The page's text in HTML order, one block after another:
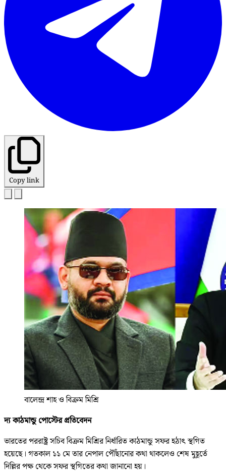
Copy link
বালেন্দ্র শাহ ও বিক্রম মিশ্রি
দ্য কাঠমান্ডু পোস্টের প্রতিবেদন
ভারতের পররাষ্ট্র সচিব বিক্রম মিশ্রির নির্ধারিত কাঠমান্ডু সফর হঠাৎ স্থগিত
হয়েছে। গতকাল ১১ মে তার নেপাল পৌঁছানোর কথা থাকলেও শেষ মুহূর্তে
দিল্লির পক্ষ থেকে সফর স্থগিতের কথা জানানো হয়।